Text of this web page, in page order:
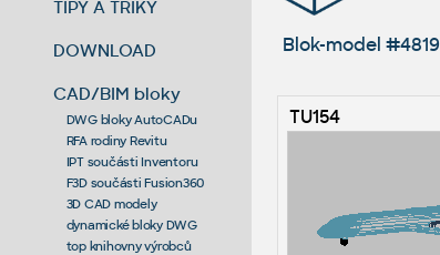
TIPY A TRIKY
DOWNLOAD
CAD/BIM bloky
DWG bloky AutoCADu
RFA rodiny Revitu
IPT součásti Inventoru
F3D součásti Fusion360
3D CAD modely
dynamické bloky DWG
top knihovny výrobců
Blok-model #4819
TU154